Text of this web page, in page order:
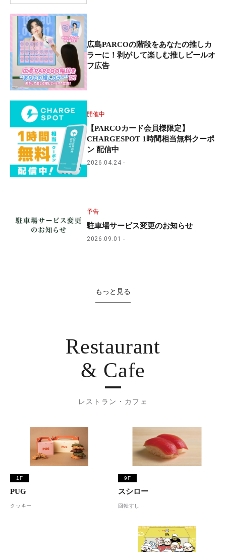
広島PARCOの階段をあなたの推しカ
ラーに！剥がして楽しむ推しピールオ
フ広告
開催中
【PARCOカード会員様限定】
CHARGESPOT 1時間相当無料クーポ
ン 配信中
2026.04.24
予告
駐車場サービス変更のお知らせ
2026.09.01
もっと見る
Restaurant
& Cafe
レストラン・カフェ
1F
PUG
クッキー
9F
スシロー
回転すし